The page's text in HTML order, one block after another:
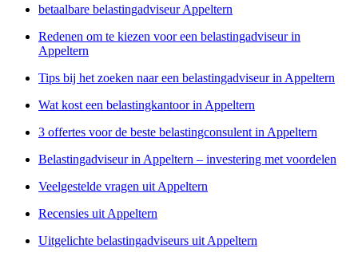
betaalbare belastingadviseur Appeltern
Redenen om te kiezen voor een belastingadviseur in
Appeltern
Tips bij het zoeken naar een belastingadviseur in Appeltern
Wat kost een belastingkantoor in Appeltern
3 offertes voor de beste belastingconsulent in Appeltern
Belastingadviseur in Appeltern – investering met voordelen
Veelgestelde vragen uit Appeltern
Recensies uit Appeltern
Uitgelichte belastingadviseurs uit Appeltern